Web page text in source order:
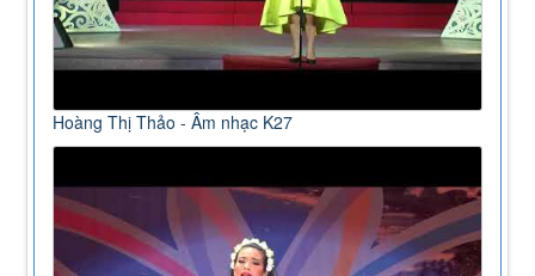
Hoàng Thị Thảo - Âm nhạc K27